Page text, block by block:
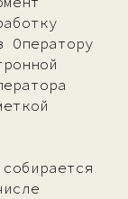
Оператору